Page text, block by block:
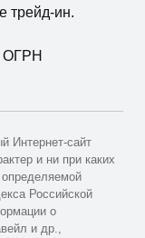
трейд-ин.
ОГРН
Интернет-сайт
и ни при каких
Российской
о
и др.,